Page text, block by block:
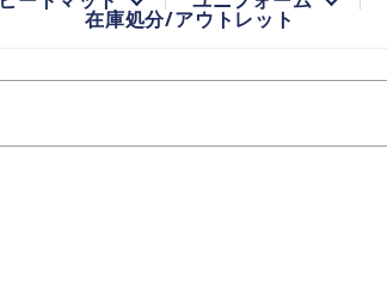
在庫処分/アウトレット